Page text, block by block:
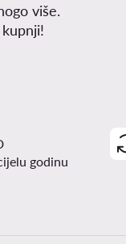
više.
godinu